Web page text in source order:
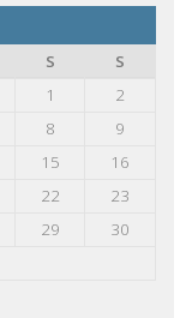
S
S
1
2
8
9
15
16
22
23
29
30